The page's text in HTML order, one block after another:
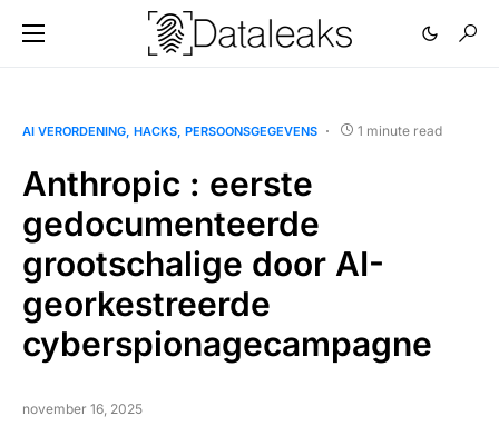
AI VERORDENING HACKS PERSOONSGEGEVENS 1 minute read
Anthropic : eerste
gedocumenteerde
grootschalige door AI-
georkestreerde
cyberspionagecampagne
november 16, 2025